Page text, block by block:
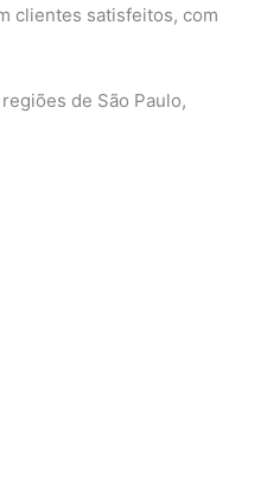
clientes satisfeitos, com
de São Paulo,